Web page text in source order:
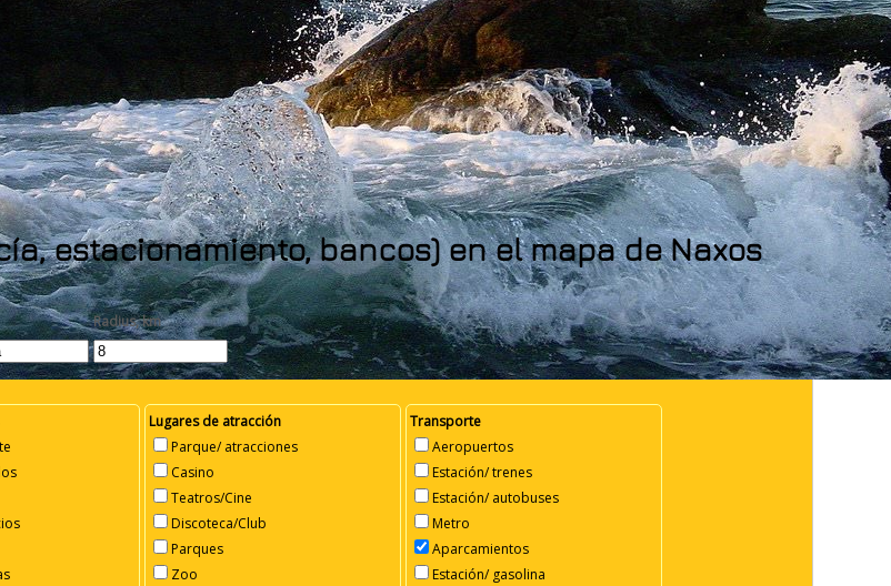
estacionamiento, bancos) en el mapa de Naxos
Radius, km
Lugares de atracción
Parque/ atracciones
Casino
Teatros/Cine
Discoteca/Club
Parques
Zoo
Transporte
Aeropuertos
Estación/ trenes
Estación/ autobuses
Metro
Aparcamientos
Estación/ gasolina